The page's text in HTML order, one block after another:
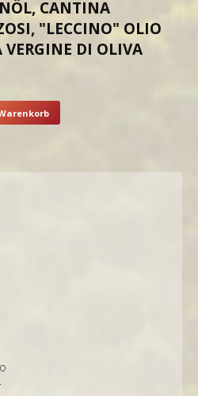
CANTINA
"LECCINO" OLIO
VERGINE DI OLIVA